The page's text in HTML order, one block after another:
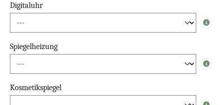
Digitaluhr
Info
Spiegelheizung
Info
Kosmetikspiegel